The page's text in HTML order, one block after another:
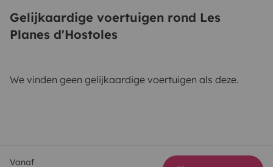
Gelijkaardige voertuigen rond Les
Planes d'Hostoles
We vinden geen gelijkaardige voertuigen als deze.
Vanaf